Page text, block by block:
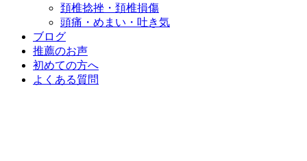
頚椎捻挫・頚椎損傷
頭痛・めまい・吐き気
ブログ
推薦のお声
初めての方へ
よくある質問